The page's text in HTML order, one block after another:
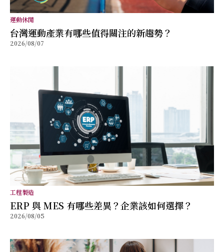
運動休閒
台灣運動產業有哪些值得關注的新趨勢？
2026/08/07
工程製造
ERP 與 MES 有哪些差異？企業該如何選擇？
2026/08/05